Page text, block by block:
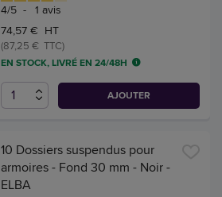
4/5 - 1 avis
74,57 € HT
(87,25 € TTC)
EN STOCK, LIVRÉ EN 24/48H
AJOUTER
10 Dossiers suspendus pour
armoires - Fond 30 mm - Noir -
ELBA